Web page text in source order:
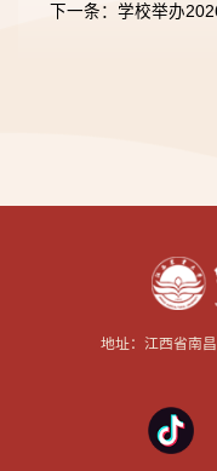
下一条：学校举办
地址：江西省南